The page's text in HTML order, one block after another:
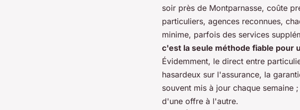
soir près de Montparnasse, coûte
particuliers, agences reconnues,
minime, parfois des services
c'est la seule méthode fiable pour
Évidemment, le direct entre
hasardeux sur l'assurance, la
souvent mis à jour chaque semaine
d'une offre à l'autre.